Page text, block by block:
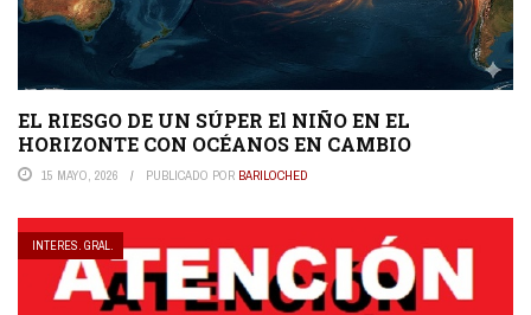
EL RIESGO DE UN SÚPER El NIÑO EN EL
HORIZONTE CON OCÉANOS EN CAMBIO
15 MAYO, 2026 PUBLICADO POR BARILOCHED
INTERES. GRAL.